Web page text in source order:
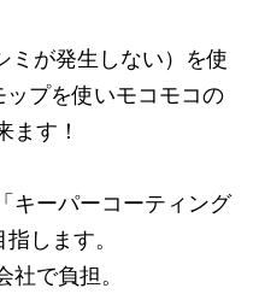
ミが発生しない）を使
プを使いモコモコの
ます！
キーパーコーティング
します。
で負担。